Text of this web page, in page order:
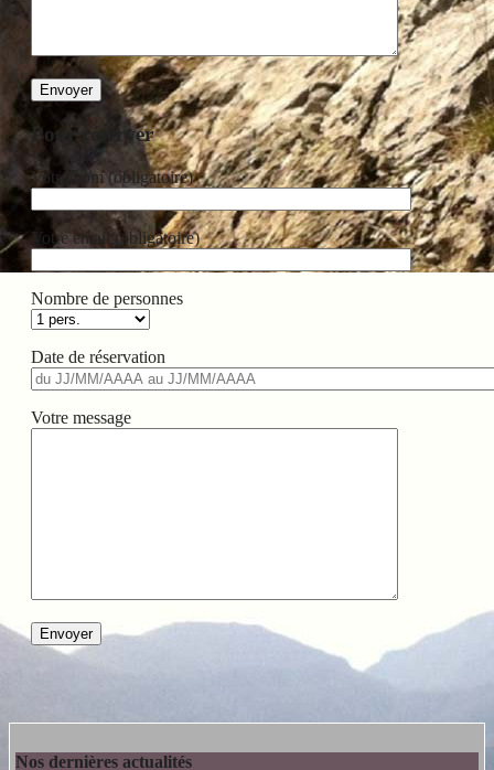
Pour réserver
Votre nom (obligatoire)
Votre email (obligatoire)
Nombre de personnes
Date de réservation
Votre message
Nos dernières actualités